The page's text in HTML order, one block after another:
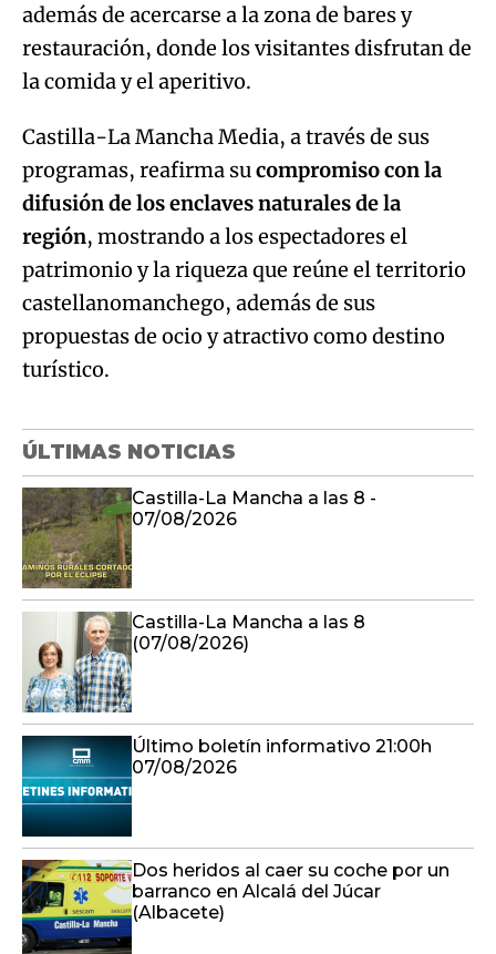
además de acercarse a la zona de bares y
restauración, donde los visitantes disfrutan de
la comida y el aperitivo.
Castilla-La Mancha Media, a través de sus
programas, reafirma sucompromiso con la
difusión de los enclaves naturales de la
región, mostrando a los espectadores el
patrimonio y la riqueza que reúne el territorio
castellanomanchego, además de sus
propuestas de ocio y atractivo como destino
turístico.
ÚLTIMAS NOTICIAS
Castilla-La Mancha a las 8 -
07/08/2026
Castilla-La Mancha a las 8
(07/08/2026)
Último boletín informativo 21:00h
07/08/2026
Dos heridos al caer su coche por un
barranco en Alcalá del Júcar
(Albacete)